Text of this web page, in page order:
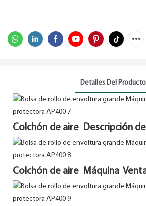
Detalles Del Producto
Colchón de aire Descripción
Colchón de aire Máquina